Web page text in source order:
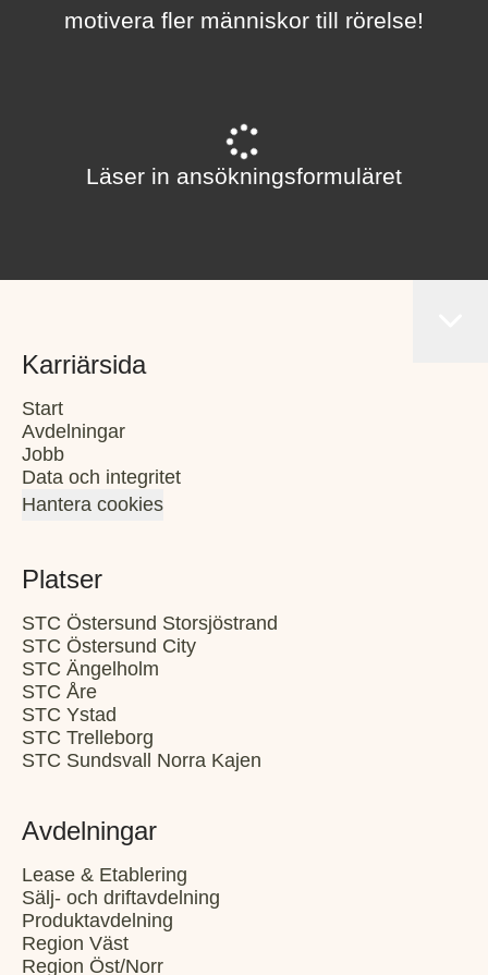
motivera fler människor till rörelse!
Läser in ansökningsformuläret
Karriärsida
Start
Avdelningar
Jobb
Data och integritet
Hantera cookies
Platser
STC Östersund Storsjöstrand
STC Östersund City
STC Ängelholm
STC Åre
STC Ystad
STC Trelleborg
STC Sundsvall Norra Kajen
Avdelningar
Lease & Etablering
Sälj- och driftavdelning
Produktavdelning
Region Väst
Region Öst/Norr